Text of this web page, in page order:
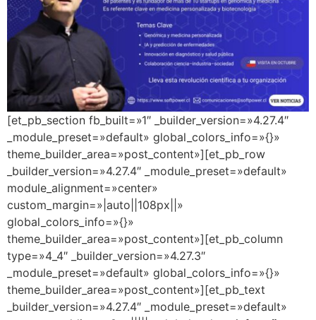
[et_pb_section fb_built=»1″ _builder_version=»4.27.4″
_module_preset=»default» global_colors_info=»{}»
theme_builder_area=»post_content»][et_pb_row
_builder_version=»4.27.4″ _module_preset=»default»
module_alignment=»center»
custom_margin=»|auto||108px||»
global_colors_info=»{}»
theme_builder_area=»post_content»][et_pb_column
type=»4_4″ _builder_version=»4.27.3″
_module_preset=»default» global_colors_info=»{}»
theme_builder_area=»post_content»][et_pb_text
_builder_version=»4.27.4″ _module_preset=»default»